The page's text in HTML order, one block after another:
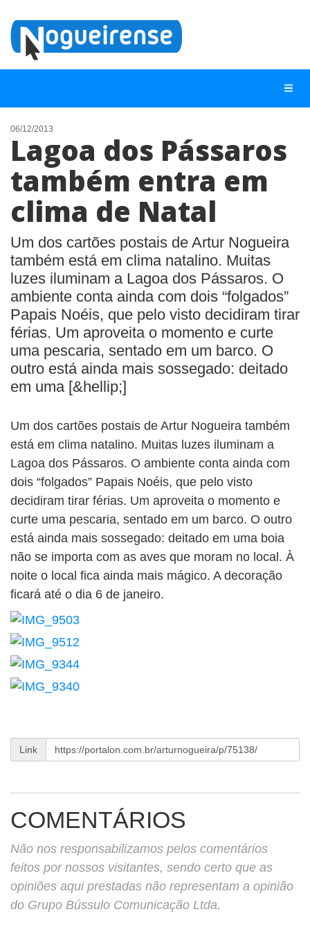
NOTÍCIAS
LISTA DIGITAL
TELEFONES ÚTEIS
CONTATO
ANUNCIE
BUSCAR
06/12/2013
Lagoa dos Pássaros
também entra em
clima de Natal
Um dos cartões postais de Artur Nogueira
também está em clima natalino. Muitas
luzes iluminam a Lagoa dos Pássaros. O
ambiente conta ainda com dois “folgados”
Papais Noéis, que pelo visto decidiram tirar
férias. Um aproveita o momento e curte
uma pescaria, sentado em um barco. O
outro está ainda mais sossegado: deitado
em uma [&hellip;]
Um dos cartões postais de Artur Nogueira também
está em clima natalino. Muitas luzes iluminam a
Lagoa dos Pássaros. O ambiente conta ainda com
dois “folgados” Papais Noéis, que pelo visto
decidiram tirar férias. Um aproveita o momento e
curte uma pescaria, sentado em um barco. O outro
está ainda mais sossegado: deitado em uma boia
não se importa com as aves que moram no local. À
noite o local fica ainda mais mágico. A decoração
ficará até o dia 6 de janeiro.
Link
COMENTÁRIOS
Não nos responsabilizamos pelos comentários
feitos por nossos visitantes, sendo certo que as
opiniões aqui prestadas não representam a opinião
do Grupo Bússulo Comunicação Ltda.